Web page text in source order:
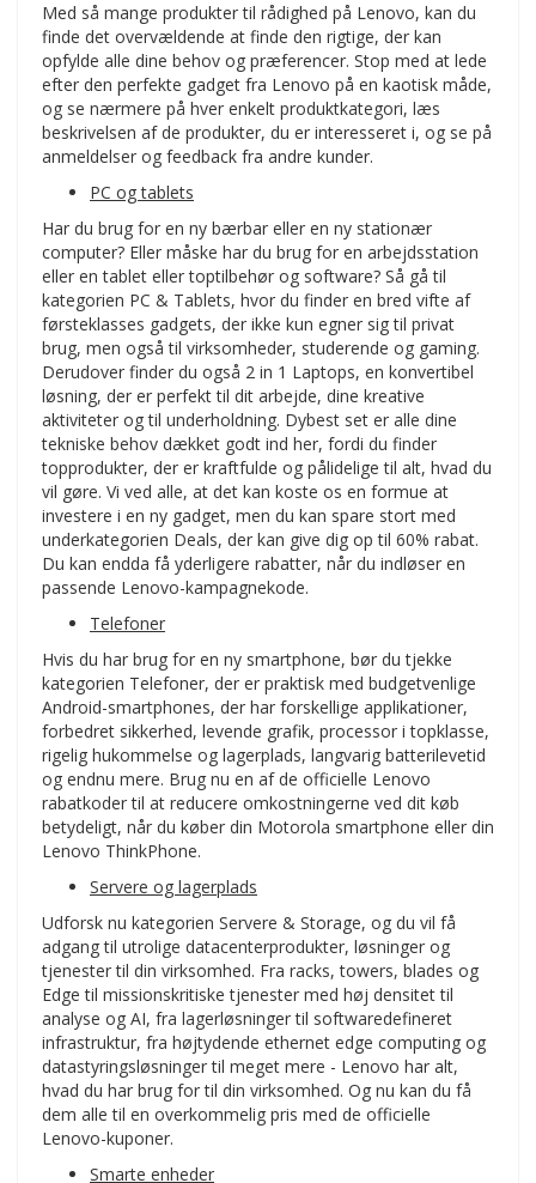
Med så mange produkter til rådighed på Lenovo, kan du
finde det overvældende at finde den rigtige, der kan
opfylde alle dine behov og præferencer. Stop med at lede
efter den perfekte gadget fra Lenovo på en kaotisk måde,
og se nærmere på hver enkelt produktkategori, læs
beskrivelsen af de produkter, du er interesseret i, og se på
anmeldelser og feedback fra andre kunder.
PC og tablets
Har du brug for en ny bærbar eller en ny stationær
computer? Eller måske har du brug for en arbejdsstation
eller en tablet eller toptilbehør og software? Så gå til
kategorien PC & Tablets, hvor du finder en bred vifte af
førsteklasses gadgets, der ikke kun egner sig til privat
brug, men også til virksomheder, studerende og gaming.
Derudover finder du også 2 in 1 Laptops, en konvertibel
løsning, der er perfekt til dit arbejde, dine kreative
aktiviteter og til underholdning. Dybest set er alle dine
tekniske behov dækket godt ind her, fordi du finder
topprodukter, der er kraftfulde og pålidelige til alt, hvad du
vil gøre. Vi ved alle, at det kan koste os en formue at
investere i en ny gadget, men du kan spare stort med
underkategorien Deals, der kan give dig op til 60% rabat.
Du kan endda få yderligere rabatter, når du indløser en
passende Lenovo-kampagnekode.
Telefoner
Hvis du har brug for en ny smartphone, bør du tjekke
kategorien Telefoner, der er praktisk med budgetvenlige
Android-smartphones, der har forskellige applikationer,
forbedret sikkerhed, levende grafik, processor i topklasse,
rigelig hukommelse og lagerplads, langvarig batterilevetid
og endnu mere. Brug nu en af de officielle Lenovo
rabatkoder til at reducere omkostningerne ved dit køb
betydeligt, når du køber din Motorola smartphone eller din
Lenovo ThinkPhone.
Servere og lagerplads
Udforsk nu kategorien Servere & Storage, og du vil få
adgang til utrolige datacenterprodukter, løsninger og
tjenester til din virksomhed. Fra racks, towers, blades og
Edge til missionskritiske tjenester med høj densitet til
analyse og AI, fra lagerløsninger til softwaredefineret
infrastruktur, fra højtydende ethernet edge computing og
datastyringsløsninger til meget mere - Lenovo har alt,
hvad du har brug for til din virksomhed. Og nu kan du få
dem alle til en overkommelig pris med de officielle
Lenovo-kuponer.
Smarte enheder